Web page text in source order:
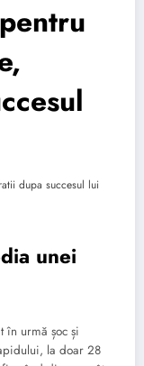
unei
în urmă șoc și
la doar 28